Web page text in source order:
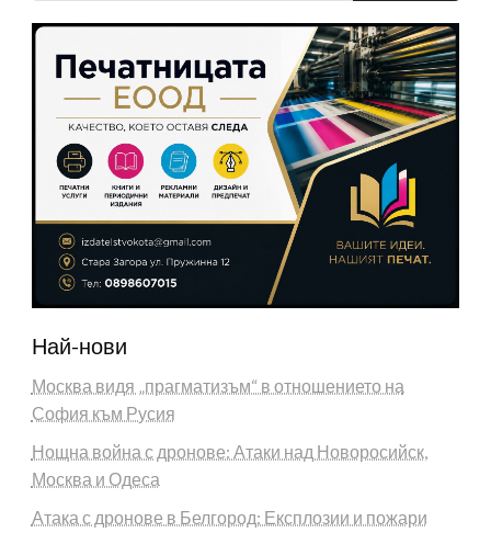
Най-нови
Москва видя „прагматизъм“ в отношението на
София към Русия
Нощна война с дронове: Атаки над Новоросийск,
Москва и Одеса
Атака с дронове в Белгород: Експлозии и пожари